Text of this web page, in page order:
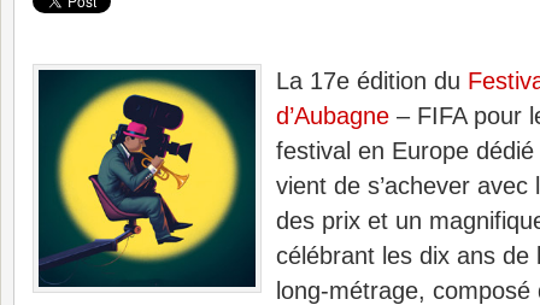
La 17e édition du
d’Aubagne – FIFA pour
festival en Europe
vient de s’achever avec
des prix et un
célébrant les dix ans
long-métrage,